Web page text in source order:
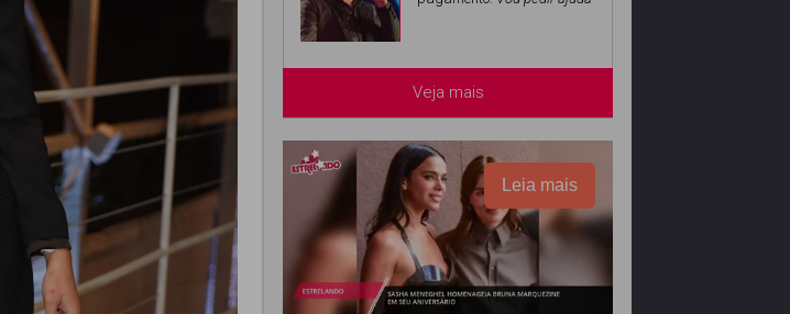
Veja mais
Leia mais